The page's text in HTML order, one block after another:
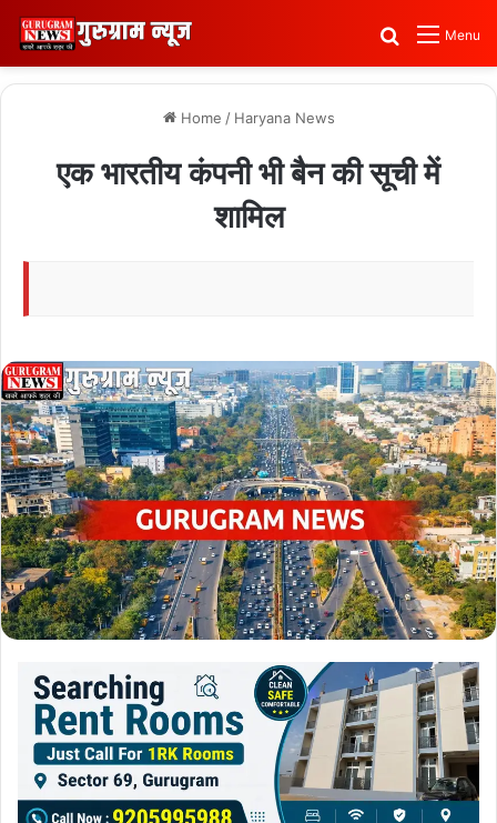
Menu
Search for
Home / Haryana News
एक भारतीय कंपनी भी बैन की सूची में
शामिल